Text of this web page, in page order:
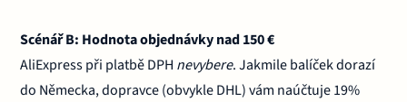
Scénář B: Hodnota objednávky nad 150 €
AliExpress při platbě DPH nevybere. Jakmile balíček dorazí
do Německa, dopravce (obvykle DHL) vám naúčtuje 19%